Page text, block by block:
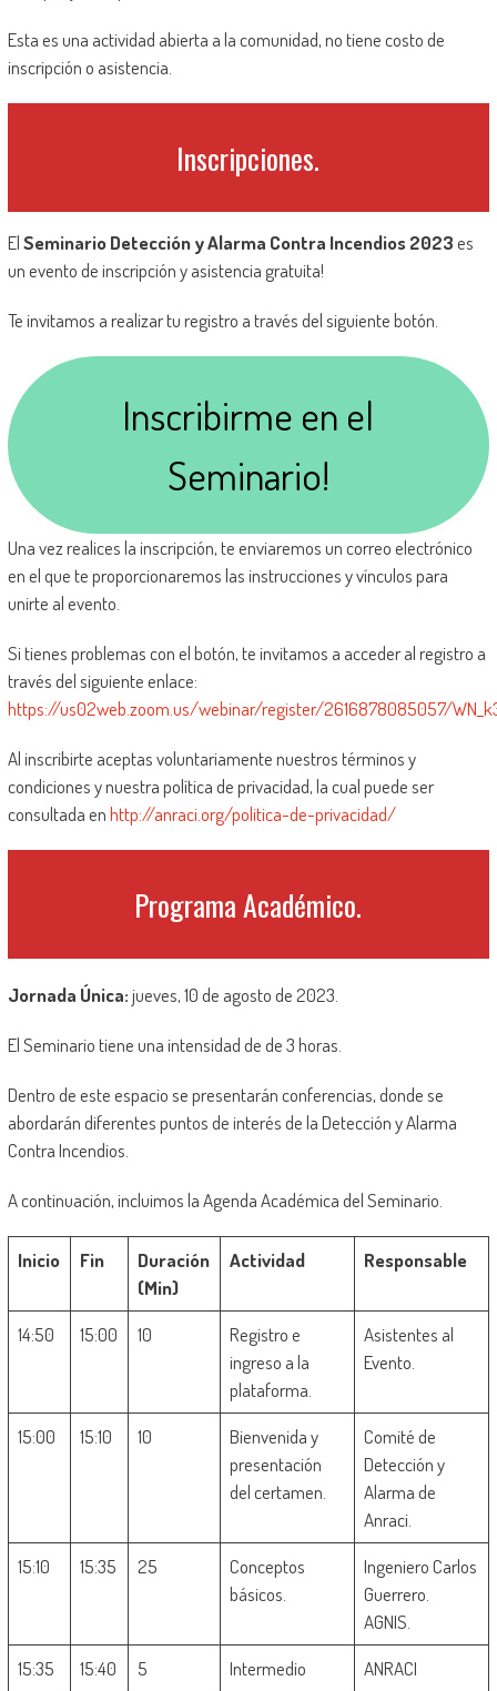
Esta es una actividad abierta a la comunidad, no tiene costo de
inscripción o asistencia.
Inscripciones.
ElSeminario Detección y Alarma Contra Incendios 2023es
un evento de inscripción y asistencia gratuita!
Te invitamos a realizar tu registro a través del siguiente botón.
Inscribirme en el
Seminario!
Una vez realices la inscripción, te enviaremos un correo electrónico
en el que te proporcionaremos las instrucciones y vínculos para
unirte al evento.
Si tienes problemas con el botón, te invitamos a acceder al registro a
través del siguiente enlace:
https://us02web.zoom.us/webinar/register/2616878085057/
Al inscribirte aceptas voluntariamente nuestros términos y
condiciones y nuestra política de privacidad, la cual puede ser
consultada enhttp://anraci.org/politica-de-privacidad/
Programa Académico.
Jornada Única:jueves, 10 de agosto de 2023.
El Seminario tiene una intensidad de de 3 horas.
Dentro de este espacio se presentarán conferencias, donde se
abordarán diferentes puntos de interés de la Detección y Alarma
Contra Incendios.
A continuación, incluimos la Agenda Académica del Seminario.
Inicio Fin
Duración
(Min)
Actividad Responsable
14:50 15:00 10
Registro e
ingreso a la
plataforma.
Asistentes al
Evento.
15:00 15:10 10
Bienvenida y
presentación
del certamen.
Comité de
Detección y
Alarma de
Anraci.
15:10
15:35 25
Conceptos
básicos.
Ingeniero Carlos
Guerrero.
AGNIS.
15:35
15:40 5 Intermedio
ANRACI